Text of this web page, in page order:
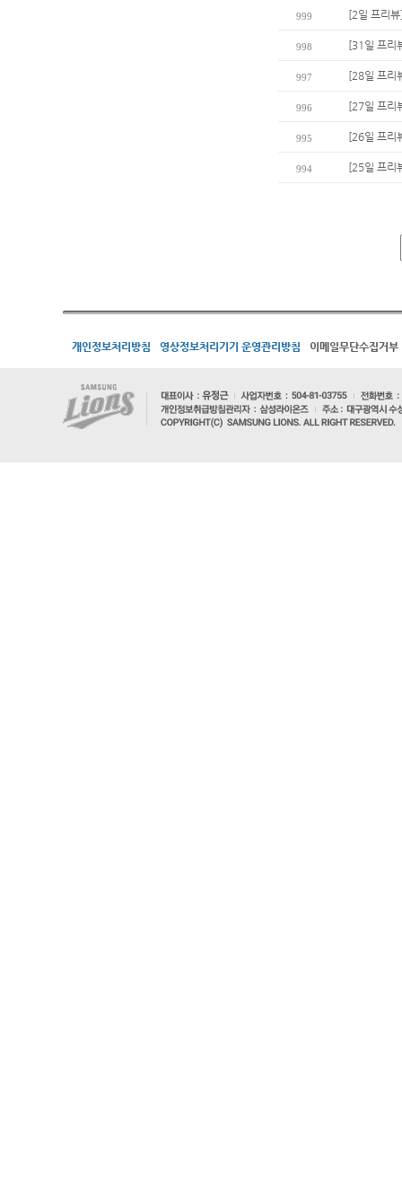
999 [2일 프리
998 [31일 프리
997 [28일 프리
996 [27일 프리
995 [26일 프리
994 [25일 프리
개인정보처리방침 영상정보처리기기 운영관리방침 이메일무단수집거부